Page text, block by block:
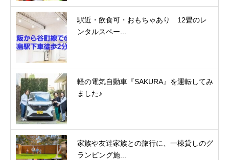
駅近・飲食可・おもちゃあり 12畳のレ
ンタルスペー...
軽の電気自動車『SAKURA』を運転してみ
ました♪
家族や友達家族との旅行に、一棟貸しのグ
ランピング施...